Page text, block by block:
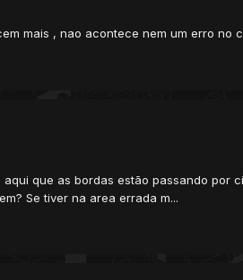
mais , nao acontece nem um erro no
que as bordas estão passando por
Se tiver na area errada m...